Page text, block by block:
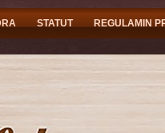
STATUT REGULAMIN